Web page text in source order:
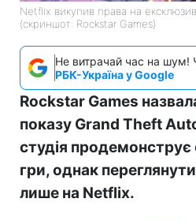
Netflix викупив права на
(скриншот: Rockstar Games)
Не витрачай час на шум!
РБК-Україна у Google
Rockstar Games
показу Grand Theft
студія продемонструє
гри, однак
лише на Netflix.